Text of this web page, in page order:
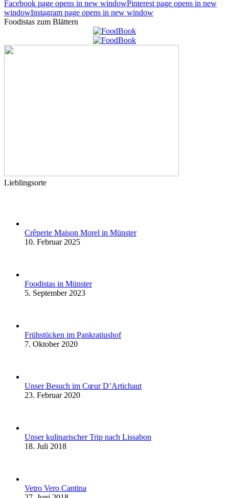
Facebook page opens in new windowPinterest page opens in new
windowInstagram page opens in new window
Foodistas zum Blättern
Lieblingsorte
Crêperie Maison Morel in Münster
10. Februar 2025
Foodistas in Münster
5. September 2023
Frühstücken im Pankratiushof
7. Oktober 2020
Unser Besuch im Cœur D’Artichaut
23. Februar 2020
Unser kulinarischer Trip nach Lissabon
18. Juli 2018
Vetro Vero Cantina